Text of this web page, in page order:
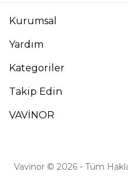
Kurumsal
Yardım
Kategoriler
Takip Edin
VAVİNOR
Vavinor © 2026 - Tüm